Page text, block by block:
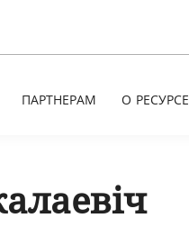
ПАРТНЕРАМ О РЕСУРСЕ